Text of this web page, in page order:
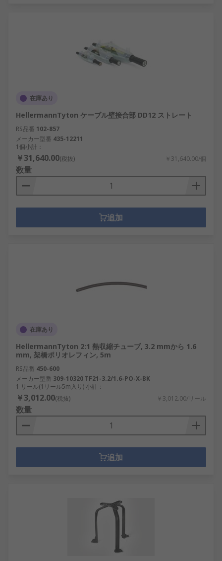
在庫あり
HellermannTyton ケーブル壁接合部 DD12 ストレート
RS品番 102-857
メーカー型番 435-12211
1個小計：
￥31,640.00(税抜) ￥31,640.00/個
数量
追加
在庫あり
HellermannTyton 2:1 熱収縮チューブ, 3.2 mmから 1.6
mm, 架橋ポリオレフィン, 5m
RS品番 450-600
メーカー型番 309-10320 TF21-3.2/1.6-PO-X-BK
1 リール(1リール5m入り) 小計：
￥3,012.00(税抜) ￥3,012.00/リール
数量
追加